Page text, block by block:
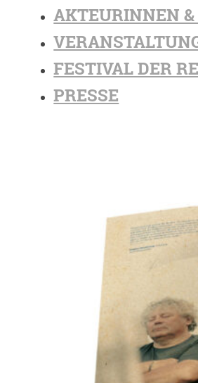
AKTEURINNEN
FESTIVAL DER
PRESSE